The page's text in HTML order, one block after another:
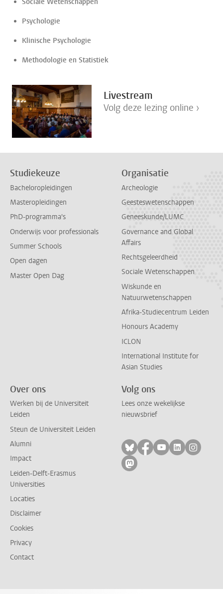
Psychologie
Klinische Psychologie
Methodologie en Statistiek
Livestream
Volg deze lezing online ›
Studiekeuze
Bacheloropleidingen
Masteropleidingen
PhD-programma's
Onderwijs voor professionals
Summer Schools
Open dagen
Master Open Dag
Organisatie
Archeologie
Geesteswetenschappen
Geneeskunde/LUMC
Governance and Global
Affairs
Rechtsgeleerdheid
Sociale Wetenschappen
Wiskunde en
Natuurwetenschappen
Afrika-Studiecentrum Leiden
Honours Academy
ICLON
International Institute for
Asian Studies
Over ons
Werken bij de Universiteit
Leiden
Steun de Universiteit Leiden
Alumni
Impact
Leiden-Delft-Erasmus
Universities
Locaties
Disclaimer
Cookies
Privacy
Contact
Volg ons
Lees onze wekelijkse
nieuwsbrief
Volg ons op bluesky
Volg ons op
Volg ons op
Volg ons
Volg
Volg ons op mastodon